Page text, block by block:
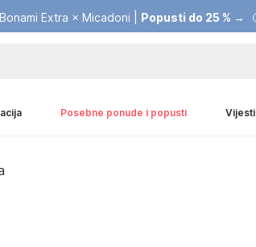
Bonami Extra × Micadoni | Popusti do 25 % →
Posebne ponude i popusti Vijesti